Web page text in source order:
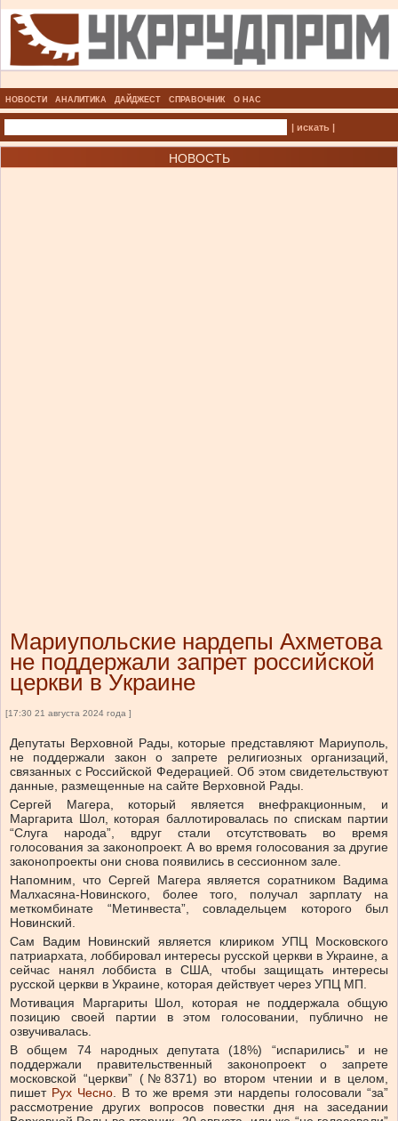
НОВОСТИ АНАЛИТИКА ДАЙДЖЕСТ СПРАВОЧНИК О НАС
| искать |
НОВОСТЬ
Мариупольские нардепы Ахметова
не поддержали запрет российской
церкви в Украине
[17:30 21 августа 2024 года ]
Депутаты Верховной Рады, которые представляют Мариуполь,
не поддержали закон о запрете религиозных организаций,
связанных с Российской Федерацией. Об этом свидетельствуют
данные, размещенные на сайте Верховной Рады.
Сергей Магера, который является внефракционным, и
Маргарита Шол, которая баллотировалась по спискам партии
“Слуга народа”, вдруг стали отсутствовать во время
голосования за законопроект. А во время голосования за другие
законопроекты они снова появились в сессионном зале.
Напомним, что Сергей Магера является соратником Вадима
Малхасяна-Новинского, более того, получал зарплату на
меткомбинате “Метинвеста”, совладельцем которого был
Новинский.
Сам Вадим Новинский является клириком УПЦ Московского
патриархата, лоббировал интересы русской церкви в Украине, а
сейчас нанял лоббиста в США, чтобы защищать интересы
русской церкви в Украине, которая действует через УПЦ МП.
Мотивация Маргариты Шол, которая не поддержала общую
позицию своей партии в этом голосовании, публично не
озвучивалась.
В общем 74 народных депутата (18%) “испарились” и не
поддержали правительственный законопроект о запрете
московской “церкви” (№8371) во втором чтении и в целом,
пишет Рух Чесно. В то же время эти нардепы голосовали “за”
рассмотрение других вопросов повестки дня на заседании